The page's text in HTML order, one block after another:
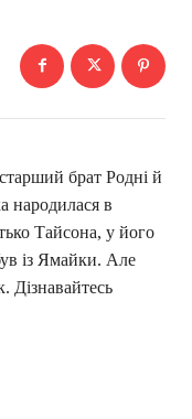
брат Родні й
народилася в
Тайсона, у його
із Ямайки. Але
Дізнавайтесь